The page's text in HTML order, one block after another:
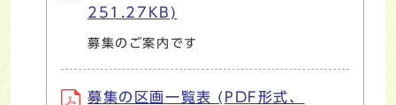
251.27KB)
募集のご案内です
募集の区画一覧表 (PDF形式、